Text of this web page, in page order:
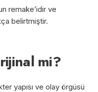
remake’idir ve
belirtmiştir.
mi?
yapısı ve olay örgüsü